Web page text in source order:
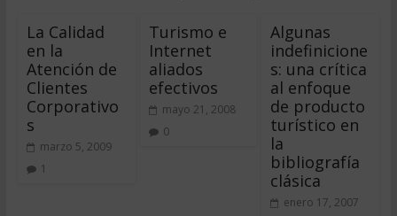
La Calidad
en la
Atención de
Clientes
Corporativo
s
marzo 5, 2009
1
Turismo e
Internet
aliados
efectivos
mayo 21, 2008
0
Algunas
indefinicione
s: una crítica
al enfoque
de producto
turístico en
la
bibliografía
clásica
enero 17, 2007